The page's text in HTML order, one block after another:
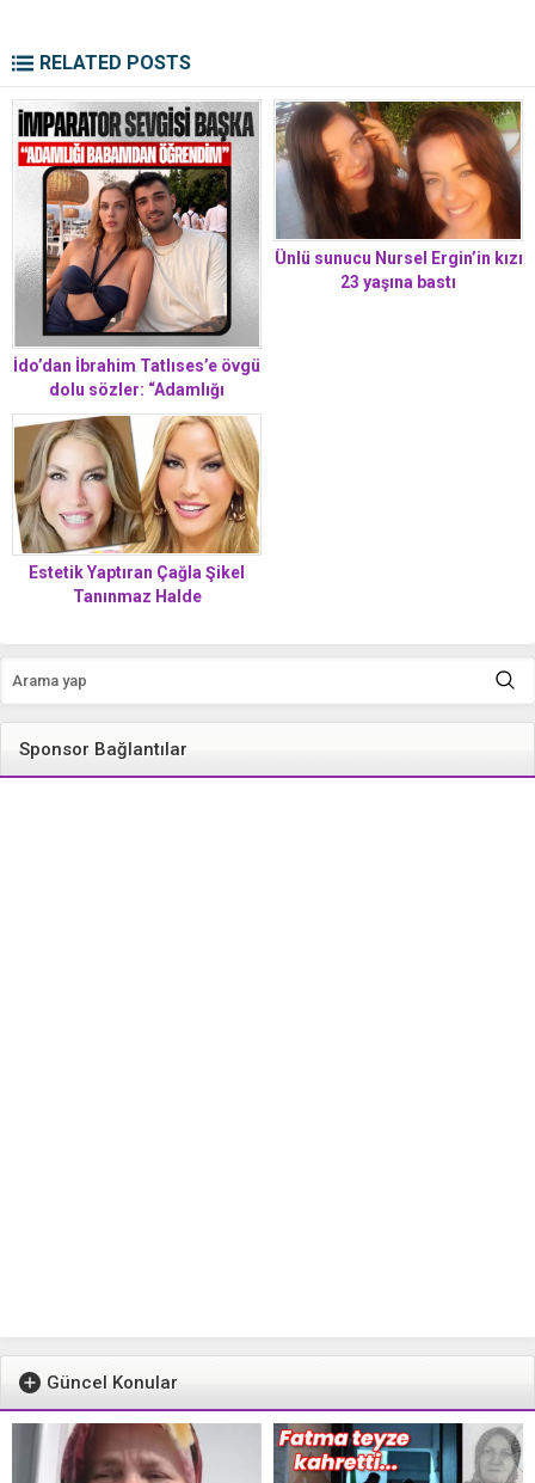
RELATED POSTS
İdo’dan İbrahim Tatlıses’e övgü
dolu sözler: “Adamlığı
babamdan öğrendim
çocuklarımı da kendim gibi
yetiştireceğim”
Ünlü sunucu Nursel Ergin’in kızı
23 yaşına bastı
Estetik Yaptıran Çağla Şikel
Tanınmaz Halde
Sponsor Bağlantılar
Güncel Konular